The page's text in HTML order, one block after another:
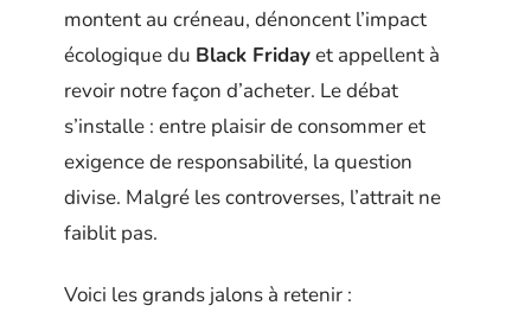
montent au créneau, dénoncent l’impact
écologique du Black Fridayet appellent à
revoir notre façon d’acheter. Le débat
s’installe : entre plaisir de consommer et
exigence de responsabilité, la question
divise. Malgré les controverses, l’attrait ne
faiblit pas.
Voici les grands jalons à retenir :